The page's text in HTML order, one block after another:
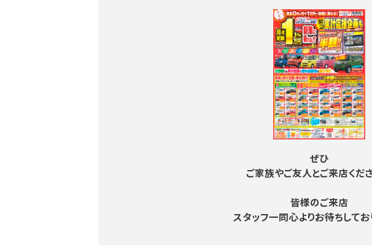
ぜひ
ご家族やご友人とご来店くださ
皆様のご来店
スタッフ一同心よりお待ちして